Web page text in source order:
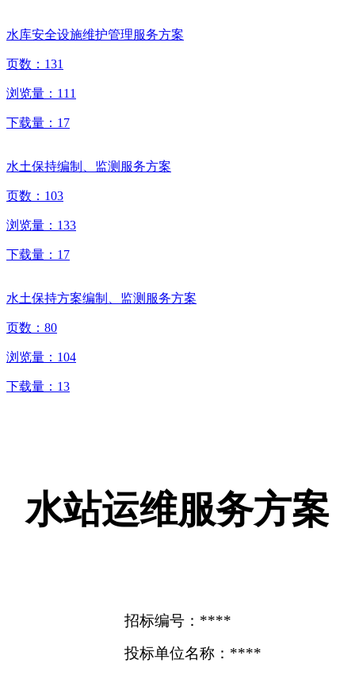
水库安全设施维护管理服务方案
页数： 131
浏览量： 111
下载量： 17
水土保持编制、监测服务方案
页数： 103
浏览量： 133
下载量： 17
水土保持方案编制、监测服务方案
页数： 80
浏览量： 104
下载量： 13
水站运维服务方案
招标编号：****
投标单位名称：****